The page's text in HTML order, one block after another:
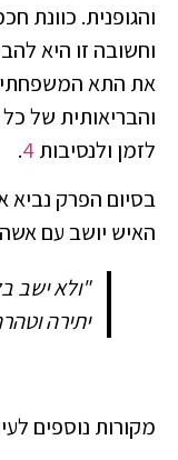
והגופנית. כוונת
וחשובה זו היא
את התא המשפחתי.
והבריאותית של
לזמן ולנסיבות4
.
בסיום הפרק נביא
האיש יושב עם
"ולא ישב
יתירה
מקורות נוספים